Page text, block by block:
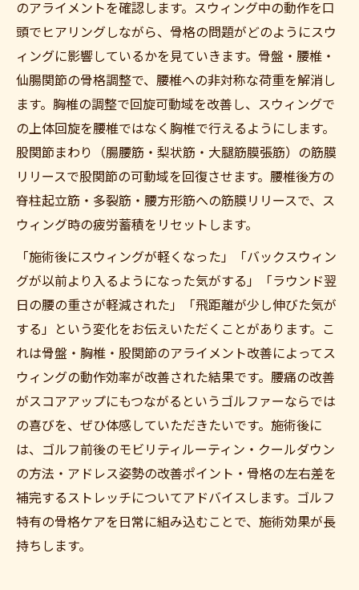
のアライメントを確認します。スウィング中の動作を口
頭でヒアリングしながら、骨格の問題がどのようにスウ
ィングに影響しているかを見ていきます。骨盤・腰椎・
仙腸関節の骨格調整で、腰椎への非対称な荷重を解消し
ます。胸椎の調整で回旋可動域を改善し、スウィングで
の上体回旋を腰椎ではなく胸椎で行えるようにします。
股関節まわり（腸腰筋・梨状筋・大腿筋膜張筋）の筋膜
リリースで股関節の可動域を回復させます。腰椎後方の
脊柱起立筋・多裂筋・腰方形筋への筋膜リリースで、ス
ウィング時の疲労蓄積をリセットします。
「施術後にスウィングが軽くなった」「バックスウィン
グが以前より入るようになった気がする」「ラウンド翌
日の腰の重さが軽減された」「飛距離が少し伸びた気が
する」という変化をお伝えいただくことがあります。こ
れは骨盤・胸椎・股関節のアライメント改善によってス
ウィングの動作効率が改善された結果です。腰痛の改善
がスコアアップにもつながるというゴルファーならでは
の喜びを、ぜひ体感していただきたいです。施術後に
は、ゴルフ前後のモビリティルーティン・クールダウン
の方法・アドレス姿勢の改善ポイント・骨格の左右差を
補完するストレッチについてアドバイスします。ゴルフ
特有の骨格ケアを日常に組み込むことで、施術効果が長
持ちします。